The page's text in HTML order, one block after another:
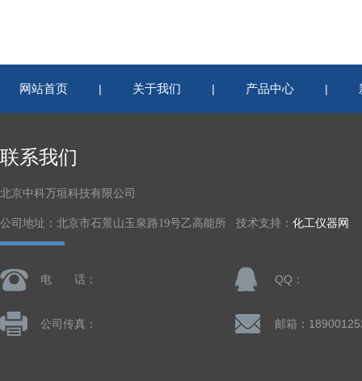
网站首页 | 关于我们 | 产品中心 |
联系我们
北京中科万垣科技有限公司
公司地址：北京市石景山玉泉路19号乙高能所 技术支持： 化工仪器网
电 话： QQ：
公司传真： 邮箱：